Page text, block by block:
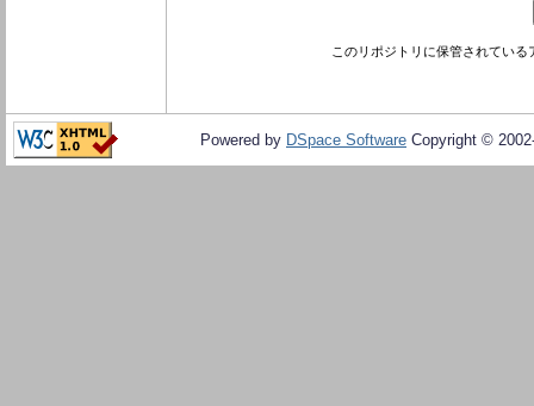
このリポジトリに保管されてい
Powered by DSpace Software Copyright ©